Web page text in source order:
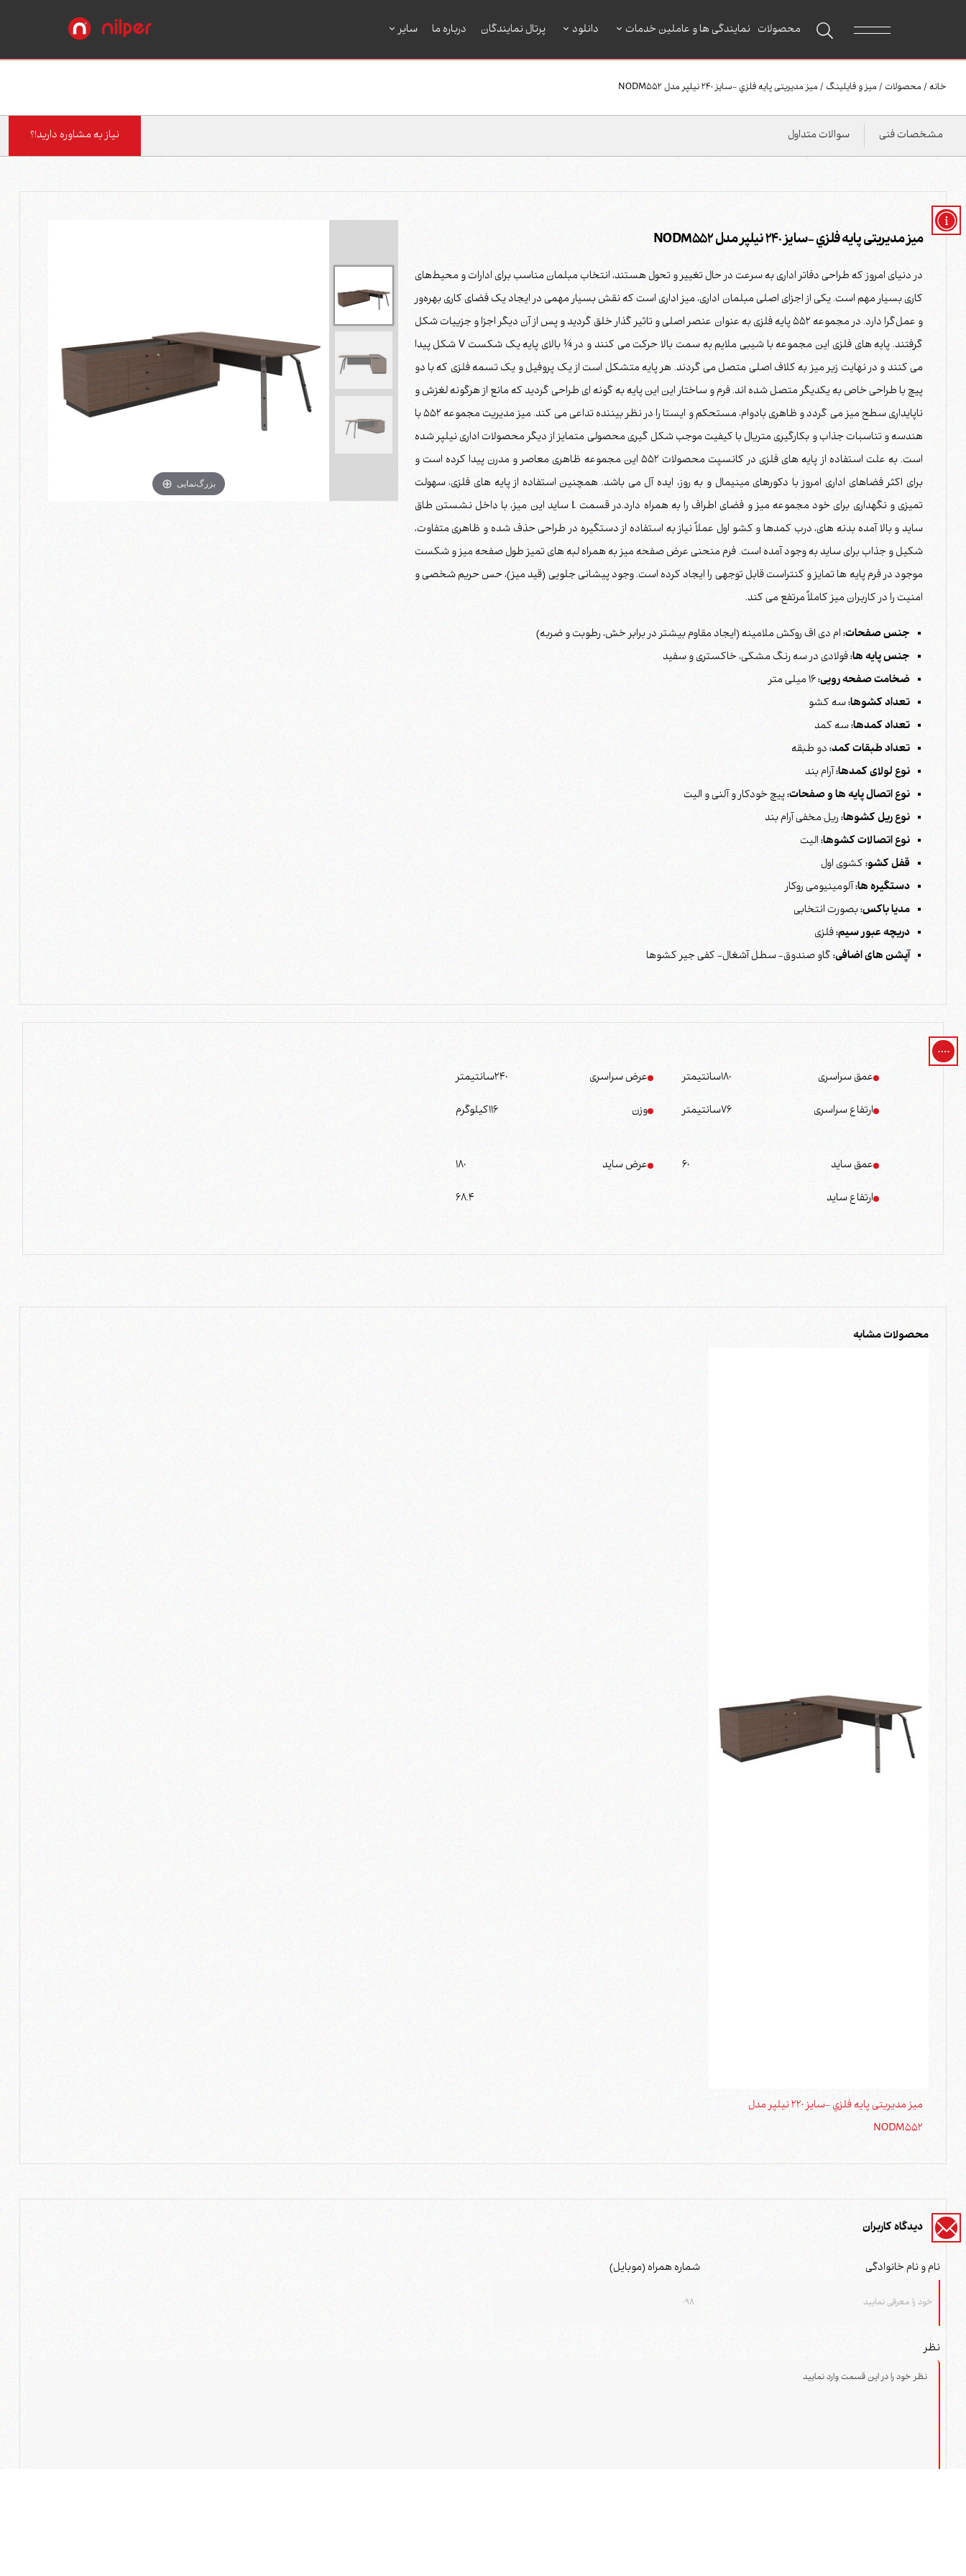
محصولات نمایندگی ها و عاملین خدمات دانلود پرتال نمایندگان درباره ما سایر
خانه / محصولات / میز و فایلینگ / ميز مدیریتی پايه فلزي -سايز 240 نیلپر مدل NODM552
مشخصات فنی سوالات متداول نیاز به مشاوره دارید!؟
ميز مدیریتی پايه فلزي -سايز 240 نیلپر مدل NODM552
در دنیای امروز که طراحی دفاتر اداری به سرعت در حال تغییر و تحول هستند، انتخاب مبلمان مناسب برای ادارات و محیط‌های
کاری بسیار مهم است. یکی از اجزای اصلی مبلمان اداری، میز اداری است که نقش بسیار مهمی در ایجاد یک فضای کاری بهره‌ور
و عمل‌گرا دارد. در مجموعه 552 پایه فلزی به عنوان عنصر اصلی و تاثیر گذار خلق گردید و پس از آن دیگر اجزا و جزییات شکل
گرفتند. پایه های فلزی این مجموعه با شیبی ملایم به سمت بالا حرکت می کنند و در ¼ بالای پایه یک شکست V شکل پیدا
می کنند و در نهایت زیر میز به کلاف اصلی متصل می گردند. هر پایه متشکل است از یک پروفیل و یک تسمه فلزی که با دو
پیچ با طراحی خاص به یکدیگر متصل شده اند. فرم و ساختار این این پایه به گونه ای طراحی گردید که مانع از هرگونه لغزش و
ناپایداری سطح میز می گردد و ظاهری بادوام، مستحکم و ایستا را در نظر بیننده تداعی می کند. میز مدیریت مجموعه 552 با
هندسه و تناسبات جذاب و بکارگیری متریال با کیفیت موجب شکل گیری محصولی متمایز از دیگر محصولات اداری نیلپر شده
است. به علت استفاده از پایه های فلزی در کانسپت محصولات 552 این مجموعه ظاهری معاصر و مدرن پیدا کرده است و
برای اکثر فضاهای اداری امروز با دکورهای مینیمال و به روز، ایده آل می باشد. همچنین استفاده از پایه های فلزی، سهولت
تمیزی و نگهداری برای خود مجموعه میز و فضای اطراف را به همراه دارد.در قسمت L ساید این میز، با داخل نشستن طاق
ساید و بالا آمده بدنه های، درب کمدها و کشو اول عملاً نیاز به استفاده از دستگیره در طراحی حذف شده و ظاهری متفاوت،
شکیل و جذاب برای ساید به وجود آمده است. فرم منحنی عرض صفحه میز به همراه لبه های تمیز طول صفحه میز و شکست
موجود در فرم پایه ها تمایز و کنتراست قابل توجهی را ایجاد کرده است. وجود پیشانی جلویی (قید میز)، حس حریم شخصی و
امنیت را در کاربران میز کاملاً مرتفع می کند.
جنس صفحات: ام دی اف روکش ملامینه (ایجاد مقاوم بیشتر در برابر خش، رطوبت و ضربه)
جنس پایه ها:فولادی در سه رنگ مشکی، خاکستری و سفید
ضخامت صفحه رویی:
تعداد کشوها:سه کشو
تعداد کمدها:سه کمد
تعداد طبقات کمد: دو طبقه
نوع لولای کمدها: آرام بند
نوع اتصال پایه ها و صفحات:پیچ خودکار و آلنی و الیت
نوع ریل کشوها: ریل مخفی آرام بند
نوع اتصالات کشوها: الیت
قفل کشو: کشوی اول
دستگیره ها: آلومینیومی روکار
مدیا باکس:بصورت انتخابی
دریچه عبور سیم:فلزی
آپشن های اضافی: گاو صندوق- سطل آشغال- کفی جیر کشوها
بزرگ‌نمایی
عمق سراسری 180سانتیمتر عرض سراسری 240سانتیمتر
ارتفاع سراسری 76سانتیمتر وزن 116کیلوگرم
عمق ساید 60 عرض ساید 180
ارتفاع ساید 68.4
محصولات مشابه
ميز مدیریتی پايه فلزي -سايز 220 نیلپر مدل
NODM552
دیدگاه کاربران
نام و نام خانوادگی شماره همراه (موبایل)
نظر